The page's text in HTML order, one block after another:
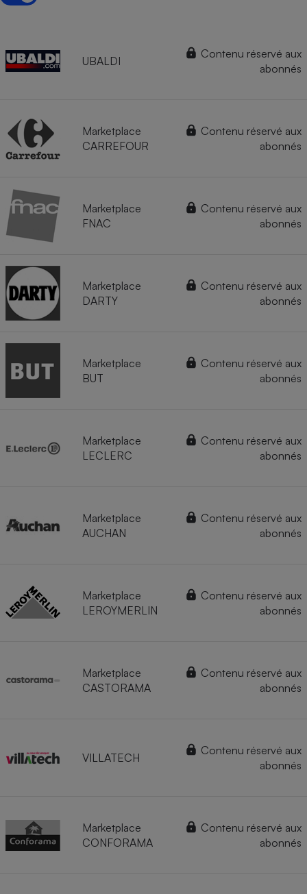
UBALDI
Contenu réservé aux
abonnés
Marketplace
CARREFOUR
Contenu réservé aux
abonnés
Marketplace
FNAC
Contenu réservé aux
abonnés
Marketplace
DARTY
Contenu réservé aux
abonnés
Marketplace
BUT
Contenu réservé aux
abonnés
Marketplace
LECLERC
Contenu réservé aux
abonnés
Marketplace
AUCHAN
Contenu réservé aux
abonnés
Marketplace
LEROYMERLIN
Contenu réservé aux
abonnés
Marketplace
CASTORAMA
Contenu réservé aux
abonnés
VILLATECH
Contenu réservé aux
abonnés
Marketplace
CONFORAMA
Contenu réservé aux
abonnés